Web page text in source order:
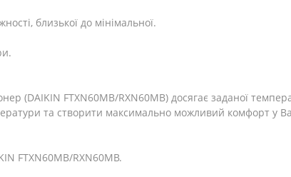
близької до мінімальної.
(DAIKIN FTXN60MB/RXN60MB) досягає заданої
та створити максимально можливий комфорт у
FTXN60MB/RXN60MB.